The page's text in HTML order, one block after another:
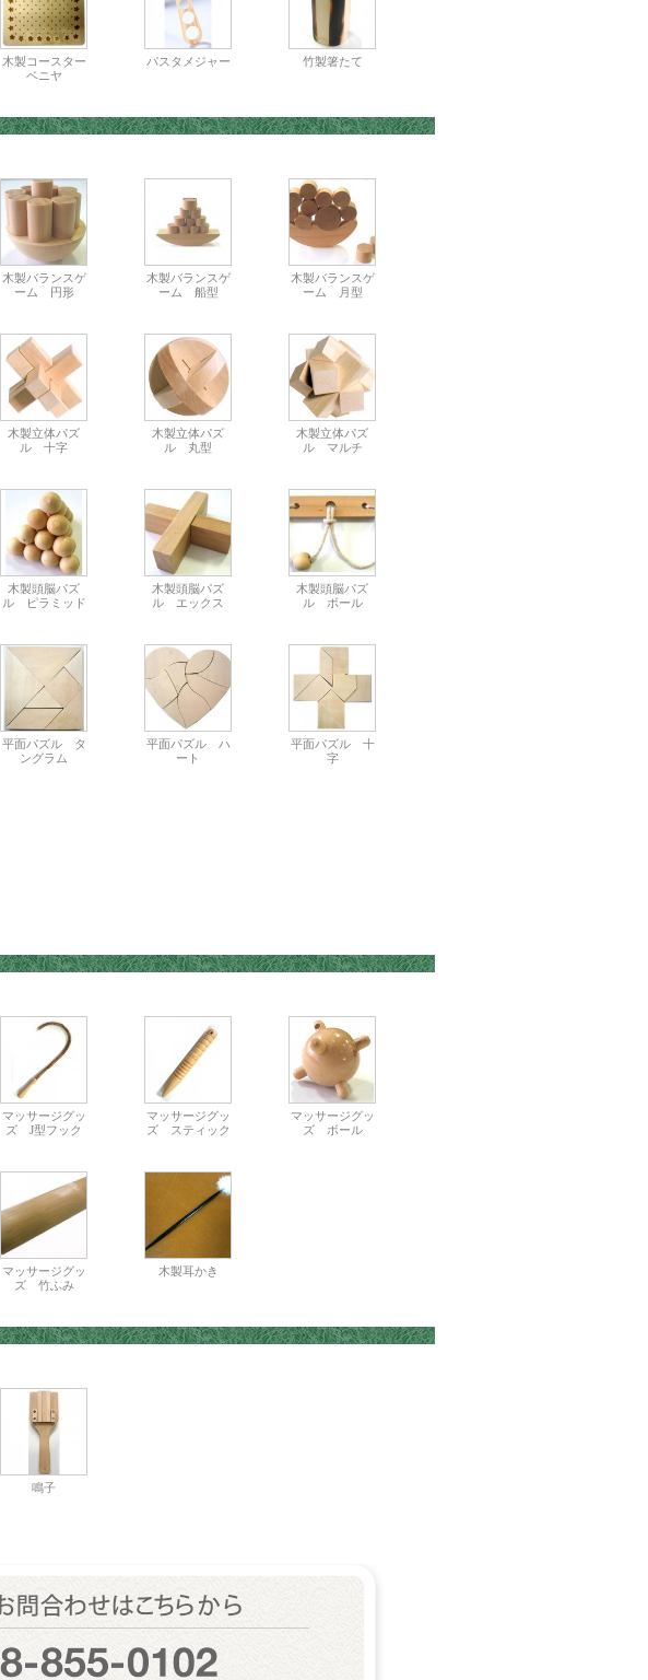
木製コースター
ベニヤ
パスタメジャー 竹製箸たて
木製バランスゲ
ーム 円形
木製バランスゲ
ーム 船型
木製バランスゲ
ーム 月型
木製立体パズ
ル 十字
木製立体パズ
ル 丸型
木製立体パズ
ル マルチ
木製頭脳パズ
ル ピラミッド
木製頭脳パズ
ル エックス
木製頭脳パズ
ル ボール
平面パズル タ
ングラム
平面パズル ハ
ート
平面パズル 十
字
マッサージグッ
ズ J型フック
マッサージグッ
ズ スティック
マッサージグッ
ズ ボール
マッサージグッ
ズ 竹ふみ
木製耳かき
鳴子